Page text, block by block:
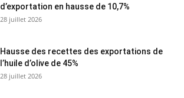
d’exportation en hausse de 10,7%
28 juillet 2026
Hausse des recettes des exportations de
l’huile d’olive de 45%
28 juillet 2026